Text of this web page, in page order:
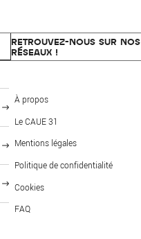
RETROUVEZ-NOUS SUR NOS
RÉSEAUX !
FOOTER: PUBLICS
MENU PIED DE PAGE
À propos
Le CAUE 31
Mentions légales
Politique de confidentialité
Cookies
FAQ